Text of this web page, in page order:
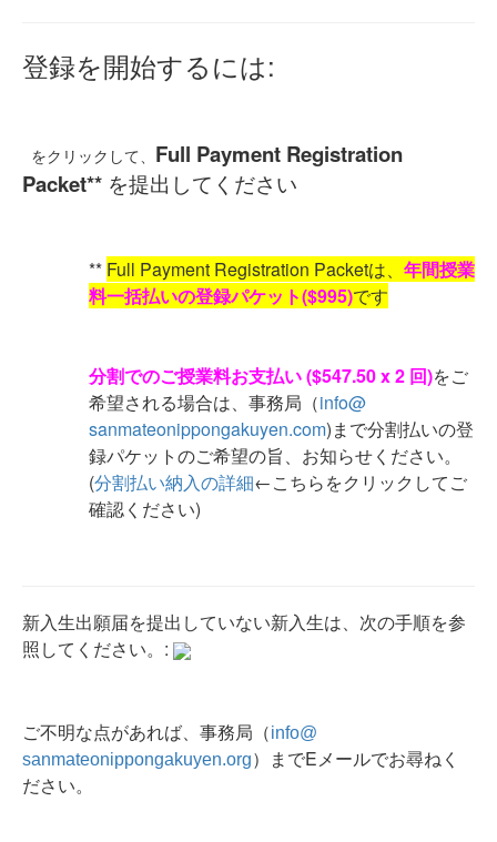
登録を開始するには:
をクリックして、 Full Payment Registration
Packet** を提出してください
** Full Payment Registration Packetは、 年間授業
料一括払いの登録パケット($995)です
分割でのご授業料お支払い ($547.50 x 2 回)をご
希望される場合は、事務局（info@
sanmateonippongakuyen.com)まで分割払いの登
録パケットのご希望の旨、お知らせください。
(分割払い納入の詳細←こちらをクリックしてご
確認ください)
新入生出願届を提出していない新入生は、次の手順を参
照してください。:
ご不明な点があれば、事務局（info@
sanmateonippongakuyen.org） までEメールでお尋ねく
ださい。